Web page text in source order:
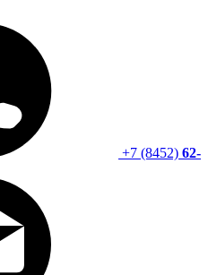
+7 (8452) 62-